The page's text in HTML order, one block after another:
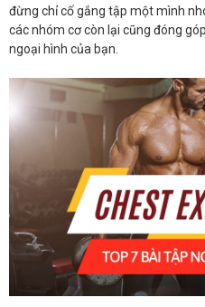
đừng chỉ cố gắng tập một mình
các nhóm cơ còn lại cũng đóng
ngoại hình của bạn.